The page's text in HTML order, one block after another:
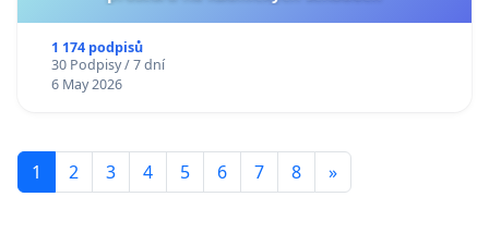
1 174 podpisů
30 Podpisy / 7 dní
6 May 2026
1 2 3 4 5 6 7 8 »